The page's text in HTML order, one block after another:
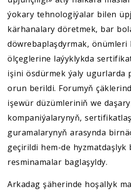
ýokary tehnologiýalar bilen
kärhanalary döretmek, bar
döwrebaplaşdyrmak, önümleri
ölçeglerine laýyklykda
işini ösdürmek ýaly ugurlarda
orun berildi. Forumyň
işewür düzümleriniň we
kompaniýalarynyň,
guramalarynyň arasynda
geçirildi hem-de hyzmatdaşlyk
resminamalar baglaşyldy.
Arkadag şäherinde hoşallyk